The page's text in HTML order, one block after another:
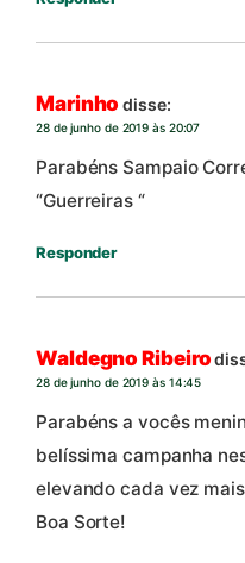
Marinho disse:
28 de junho de 2019 às 20:07
Parabéns Sampaio
“Guerreiras “
Responder
Waldegno Ribeiro
28 de junho de 2019 às 14:45
Parabéns a vocês
belíssima campanha
elevando cada vez mais
Boa Sorte!